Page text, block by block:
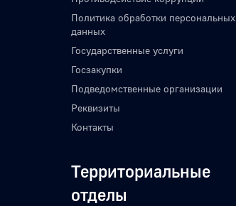
Политика обработки персональных
данных
Государственные услуги
Госзакупки
Подведомственные организации
Реквизиты
Контакты
Территориальные
отделы